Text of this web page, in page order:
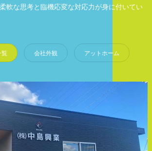
軟な思考と臨機応変な対応力が身に付いてい
覧 会社外観 アットホーム